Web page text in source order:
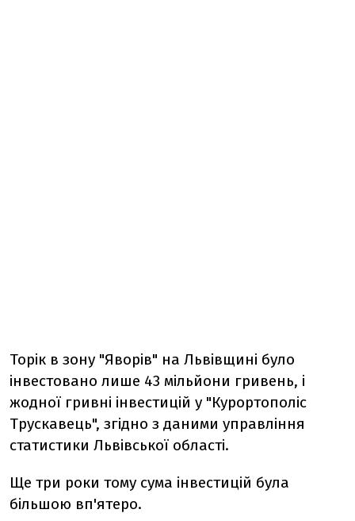
Торік в зону "Яворів" на Львівщині було
інвестовано лише 43 мільйони гривень, і
жодної гривні інвестицій у "Курортополіс
Трускавець", згідно з даними управління
статистики Львівської області.
Ще три роки тому сума інвестицій була
більшою вп'ятеро.